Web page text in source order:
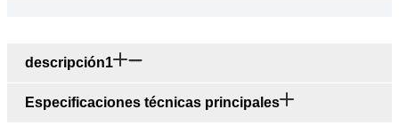
descripción1
Especificaciones técnicas principales